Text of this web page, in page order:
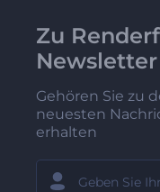
Zu
Gehören Sie zu
neuesten
erhalten